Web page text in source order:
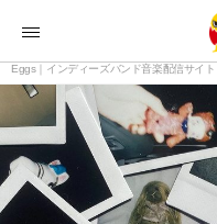
ランキング
記事
タイムライン
ライブ情報
楽曲アップロード
ログイン
アカウント登録
ログイン
アカウント登録
Eggs｜インディーズバンド音楽配信サイト